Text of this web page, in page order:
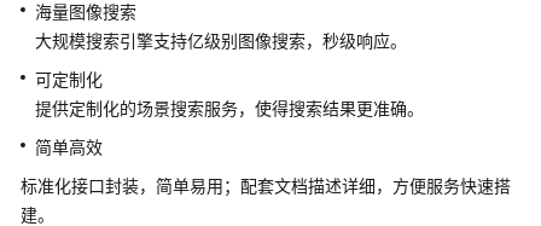
应
场
景
用
海量图像搜索
大规模搜索引擎支持亿级别图像搜索，秒级响应。
可定制化
提供定制化的场景搜索服务，使得搜索结果更准确。
简单高效
标准化接口封装，简单易用；配套文档描述详细，方便服务快速搭
建。